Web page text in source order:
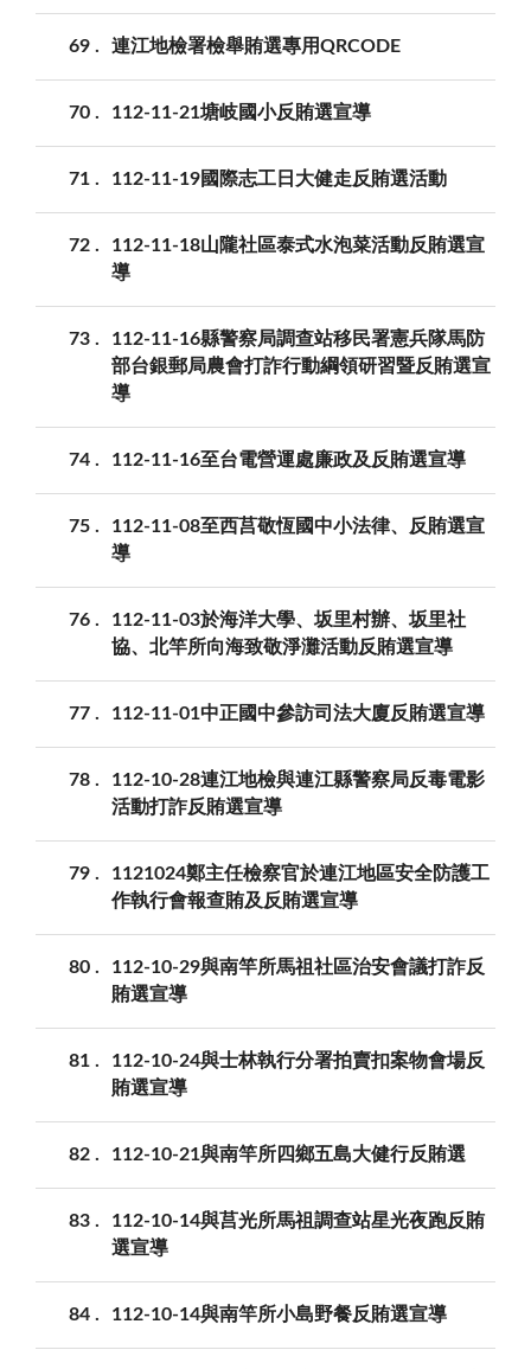
69 連江地檢署檢舉賄選專用QRCODE
70 112-11-21塘岐國小反賄選宣導
71 112-11-19國際志工日大健走反賄選活動
72
112-11-18山隴社區泰式水泡菜活動反賄選宣
導
73
112-11-16縣警察局調查站移民署憲兵隊馬防
部台銀郵局農會打詐行動綱領研習暨反賄選宣
導
74 112-11-16至台電營運處廉政及反賄選宣導
75
112-11-08至西莒敬恆國中小法律、反賄選宣
導
76
112-11-03於海洋大學、坂里村辦、坂里社
協、北竿所向海致敬淨灘活動反賄選宣導
77 112-11-01中正國中參訪司法大廈反賄選宣導
78
112-10-28連江地檢與連江縣警察局反毒電影
活動打詐反賄選宣導
79
1121024鄭主任檢察官於連江地區安全防護工
作執行會報查賄及反賄選宣導
80
112-10-29與南竿所馬祖社區治安會議打詐反
賄選宣導
81
112-10-24與士林執行分署拍賣扣案物會場反
賄選宣導
82 112-10-21與南竿所四鄉五島大健行反賄選
83
112-10-14與莒光所馬祖調查站星光夜跑反賄
選宣導
84 112-10-14與南竿所小島野餐反賄選宣導